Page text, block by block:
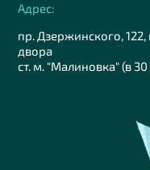
Адрес:
пр. Дзержинского,
двора
ст. м. "Малиновка" (в